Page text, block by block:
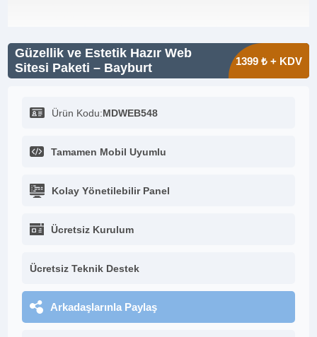
Güzellik ve Estetik Hazır Web
Sitesi Paketi – Bayburt
1399 ₺ + KDV
Ürün Kodu:MDWEB548
Tamamen Mobil Uyumlu
Kolay Yönetilebilir Panel
Ücretsiz Kurulum
Ücretsiz Teknik Destek
Arkadaşlarınla Paylaş